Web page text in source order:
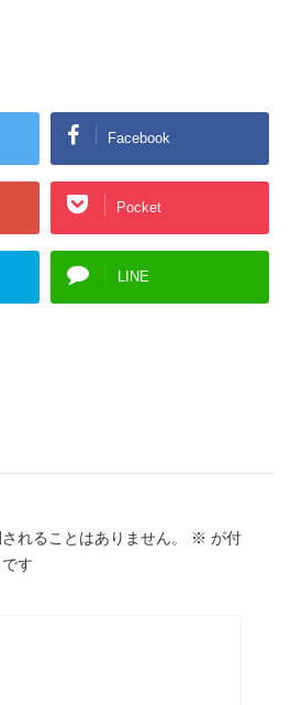
Facebook
Pocket
LINE
れることはありません。 ※ が付
す